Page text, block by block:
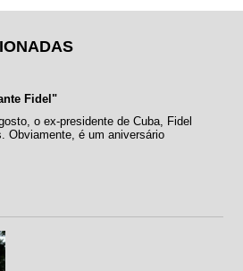
Fidel"
o ex-presidente de Cuba, Fidel
Obviamente, é um aniversário